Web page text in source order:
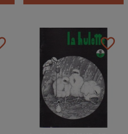
favorite_border